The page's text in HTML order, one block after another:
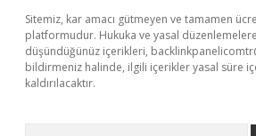
Sitemiz, kar amacı gütmeyen ve tamamen
platformudur. Hukuka ve yasal
düşündüğünüz içerikleri,
bildirmeniz halinde, ilgili içerikler yasal süre
kaldırılacaktır.